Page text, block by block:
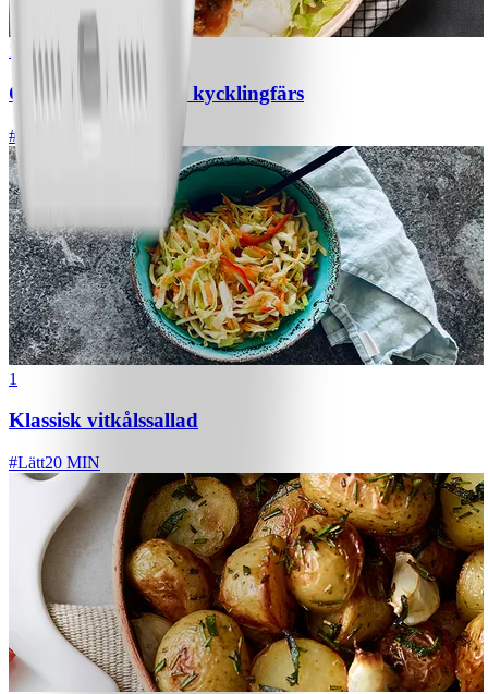
1
Chili con carne med kycklingfärs
#
1
Klassisk vitkålssallad
#Lätt20 MIN